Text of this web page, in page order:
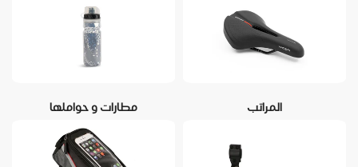
المراتب مطارات و حواملها